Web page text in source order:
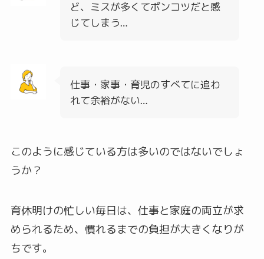
ど、ミスが多くてポンコツだと感
じてしまう…
仕事・家事・育児のすべてに追わ
れて余裕がない…
このように感じている方は多いのではないでしょ
うか？
育休明けの忙しい毎日は、仕事と家庭の両立が求
められるため、慣れるまでの負担が大きくなりが
ちです。